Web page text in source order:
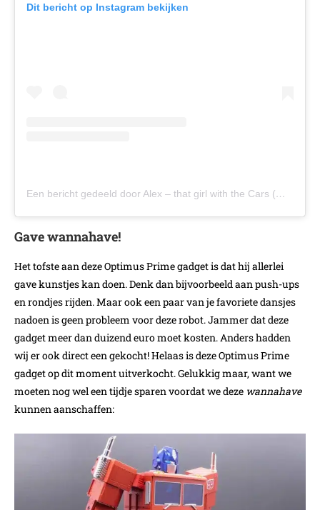
Dit bericht op Instagram bekijken
Een bericht gedeeld door Alex – that girl with the Cars (@supercarblondie)
Gave wannahave!
Het tofste aan deze Optimus Prime gadget is dat hij allerlei
gave kunstjes kan doen. Denk dan bijvoorbeeld aan push-ups
en rondjes rijden. Maar ook een paar van je favoriete dansjes
nadoen is geen probleem voor deze robot. Jammer dat deze
gadget meer dan duizend euro moet kosten. Anders hadden
wij er ook direct een gekocht! Helaas is deze Optimus Prime
gadget op dit moment uitverkocht. Gelukkig maar, want we
moeten nog wel een tijdje sparen voordat we deze wannahave
kunnen aanschaffen: